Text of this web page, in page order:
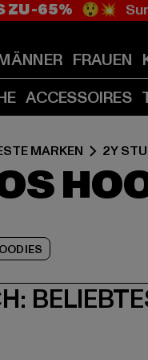
ZU -65% 😲💥
FRAUEN
ACCESSOIRES
MARKEN 2Y